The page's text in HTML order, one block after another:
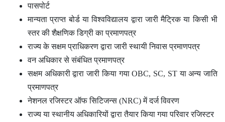
किसी अधिकृत अधिकारी द्वारा जारी जन्म प्रमाणपत्र
पासपोर्ट
मान्यता प्राप्त बोर्ड या विश्वविद्यालय द्वारा जारी मैट्रिक या किसी भी
स्तर की शैक्षणिक डिग्री का प्रमाणपत्र
राज्य के सक्षम प्राधिकरण द्वारा जारी स्थायी निवास प्रमाणपत्र
वन अधिकार से संबंधित प्रमाणपत्र
सक्षम अधिकारी द्वारा जारी किया गया OBC, SC, ST या अन्य जाति
प्रमाणपत्र
नेशनल रजिस्टर ऑफ सिटिजन्स (NRC) में दर्ज विवरण